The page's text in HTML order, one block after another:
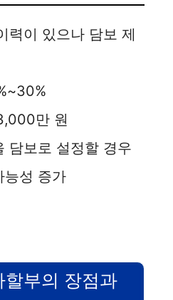
력이 있으나 담보 제
만 원
담보로 설정할 경우
능성 증가
할부의 장점과